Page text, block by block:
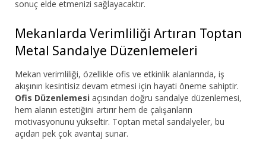
sonuç elde etmenizi sağlayacaktır.
Mekanlarda Verimliliği Artıran Toptan
Metal Sandalye Düzenlemeleri
Mekan verimliliği, özellikle ofis ve etkinlik alanlarında, iş
akışının kesintisiz devam etmesi için hayati öneme sahiptir.
Ofis Düzenlemesi açısından doğru sandalye düzenlemesi,
hem alanın estetiğini artırır hem de çalışanların
motivasyonunu yükseltir. Toptan metal sandalyeler, bu
açıdan pek çok avantaj sunar.